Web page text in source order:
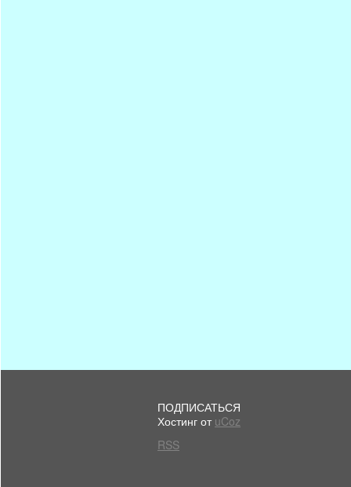
ПОДПИСАТЬСЯ
Хостинг от uCoz
RSS